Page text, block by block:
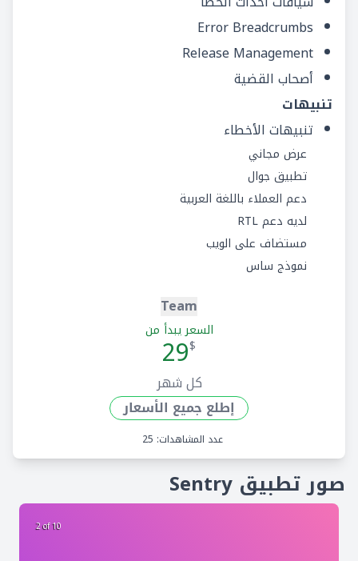
Error Breadcrumbs
Release Management
أصحاب القضية
تنبيهات
تنبيهات الأخطاء
عرض مجاني
تطبيق جوال
دعم العملاء باللغة العربية
لديه دعم RTL
مستضاف على الويب
نموذج ساس
Team
السعر يبدأ من
$
29
كل شهر
إطلع جميع الأسعار
عدد المشاهدات: 25
صور تطبيق Sentry
2 of 10